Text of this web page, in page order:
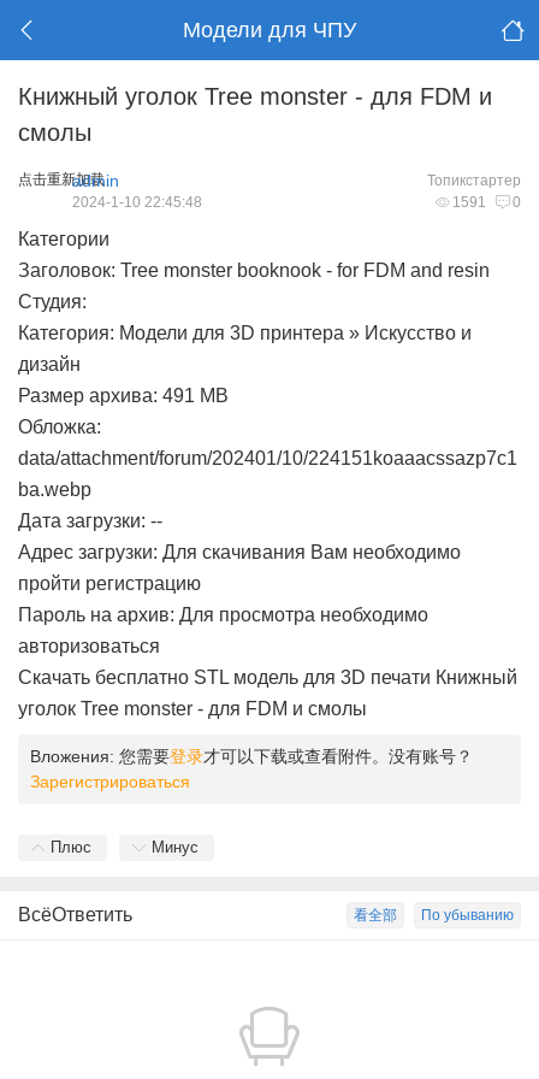
Модели для ЧПУ
Книжный уголок Tree monster - для FDM и
смолы
点击重新加载 Топикстартер
admin
1591 0
2024-1-10 22:45:48
Категории
Заголовок: Tree monster booknook - for FDM and resin
Студия:
Категория: Модели для 3D принтера » Искусство и
дизайн
Размер архива: 491 MB
Обложка:
data/attachment/forum/202401/10/224151koaaacssazp7c1
ba.webp
Дата загрузки: --
Адрес загрузки: Для скачивания Вам необходимо
пройти регистрацию
Пароль на архив: Для просмотра необходимо
авторизоваться
Скачать бесплатно STL модель для 3D печати Книжный
уголок Tree monster - для FDM и смолы
Вложения: 您需要登录才可以下载或查看附件。没有账号？
Зарегистрироваться
Плюс Минус
По убыванию
看全部
ВсёОтветить